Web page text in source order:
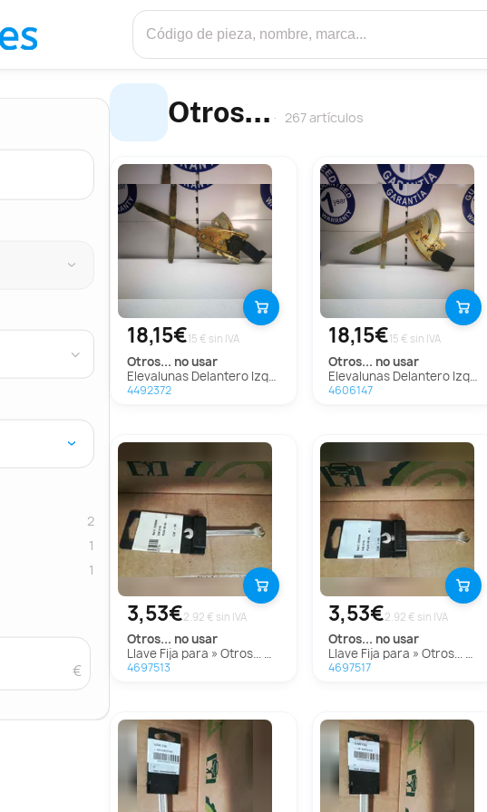
›
›
›
2
1
1
€
Otros... 267 artículos
18,15€15 € sin IVA
otros... no usar
Elevalunas Delantero Izquierdo para » Otros... No Usar
4492372
18,15€15 € sin IVA
otros... no usar
Elevalunas Delantero Izquierdo para » Otros... No Usar
4606147
3,53€2.92 € sin IVA
otros... no usar
Llave Fija para » Otros... Modelos
4697513
3,53€2.92 € sin IVA
otros... no usar
Llave Fija para » Otros... Modelos
4697517